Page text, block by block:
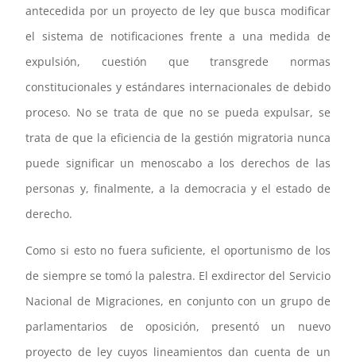
antecedida por un proyecto de ley que busca modificar
el sistema de notificaciones frente a una medida de
expulsión, cuestión que transgrede normas
constitucionales y estándares internacionales de debido
proceso. No se trata de que no se pueda expulsar, se
trata de que la eficiencia de la gestión migratoria nunca
puede significar un menoscabo a los derechos de las
personas y, finalmente, a la democracia y el estado de
derecho.
Como si esto no fuera suficiente, el oportunismo de los
de siempre se tomó la palestra. El exdirector del Servicio
Nacional de Migraciones, en conjunto con un grupo de
parlamentarios de oposición, presentó un nuevo
proyecto de ley cuyos lineamientos dan cuenta de un